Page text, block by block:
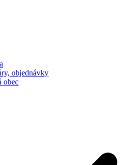
objednávky
obec